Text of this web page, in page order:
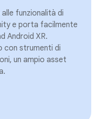
funzionalità di
e porta facilmente
Android XR.
con strumenti di
un ampio asset